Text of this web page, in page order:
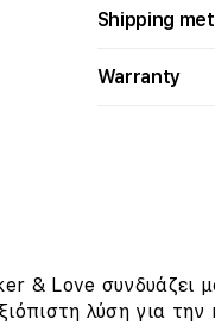
Shipping
Warranty
& Love συνδυάζει
λύση για